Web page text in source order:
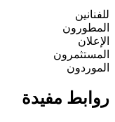
للفنانين
المطورون
الإعلان
المستثمرون
الموردون
روابط مفيدة